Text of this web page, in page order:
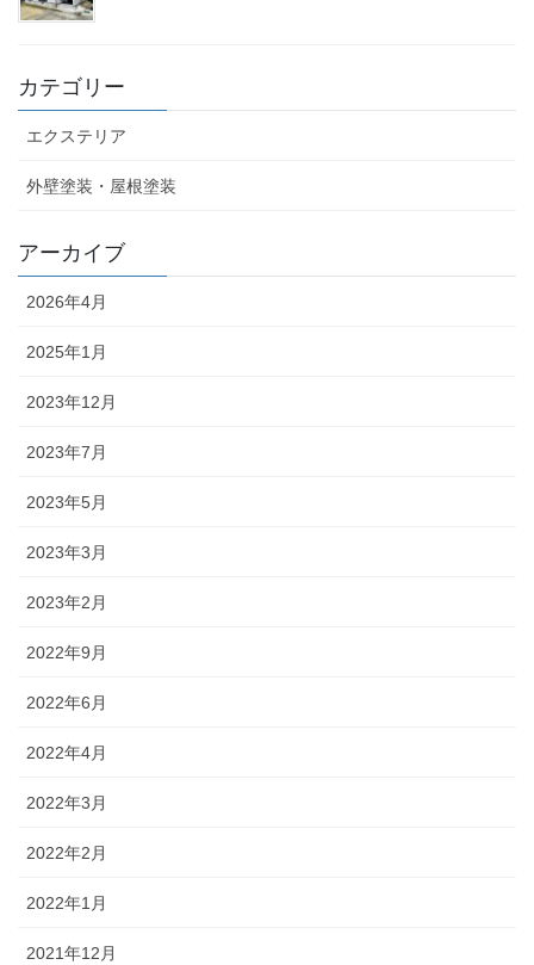
カテゴリー
エクステリア
外壁塗装・屋根塗装
アーカイブ
2026年4月
2025年1月
2023年12月
2023年7月
2023年5月
2023年3月
2023年2月
2022年9月
2022年6月
2022年4月
2022年3月
2022年2月
2022年1月
2021年12月